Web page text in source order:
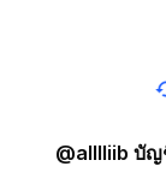
@alllliib บั